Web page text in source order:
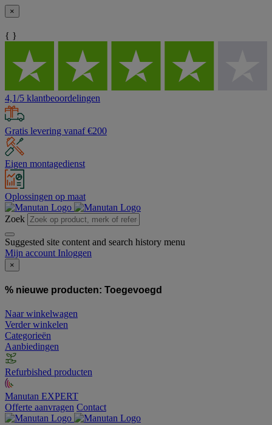
×
{ }
4,1/5 klantbeoordelingen
Gratis levering vanaf €200
Eigen montagedienst
Oplossingen op maat
Zoek
Suggested site content and search history menu
Mijn account Inloggen
×
% nieuwe producten: Toegevoegd
Naar winkelwagen
Verder winkelen
Categorieën
Aanbiedingen
Refurbished producten
Manutan EXPERT
Offerte aanvragen Contact